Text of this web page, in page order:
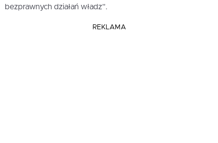
bezprawnych działań władz”.
REKLAMA